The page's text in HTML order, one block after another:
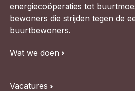
Samenwerken en lokale
Lobbyen, invloed uitoefenen,
Omgevingswet en
energiecoöperaties tot
bewoners die strijden tegen de
buurtbewoners.
Wat we doen
Vacatures